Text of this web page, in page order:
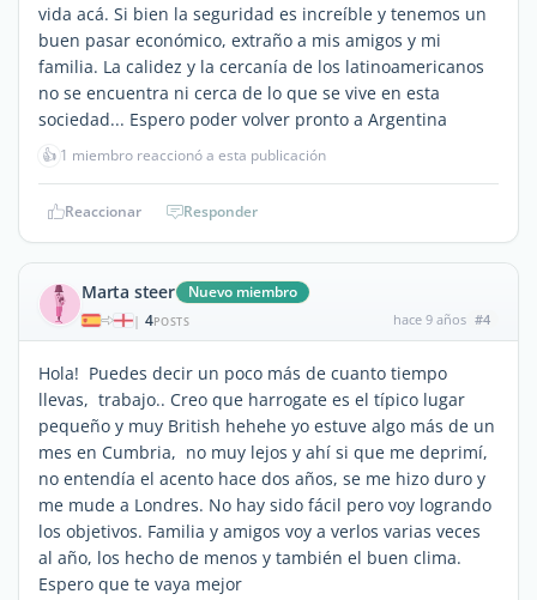
vida acá. Si bien la seguridad es increíble y tenemos un
buen pasar económico, extraño a mis amigos y mi
familia. La calidez y la cercanía de los latinoamericanos
no se encuentra ni cerca de lo que se vive en esta
sociedad... Espero poder volver pronto a Argentina
👍 1 miembro reaccionó a esta publicación
Reaccionar Responder
Marta steer Nuevo miembro
| 4POSTS hace 9 años #4
Hola! Puedes decir un poco más de cuanto tiempo
llevas, trabajo.. Creo que harrogate es el típico lugar
pequeño y muy British hehehe yo estuve algo más de un
mes en Cumbria, no muy lejos y ahí si que me deprimí,
no entendía el acento hace dos años, se me hizo duro y
me mude a Londres. No hay sido fácil pero voy logrando
los objetivos. Familia y amigos voy a verlos varias veces
al año, los hecho de menos y también el buen clima.
Espero que te vaya mejor